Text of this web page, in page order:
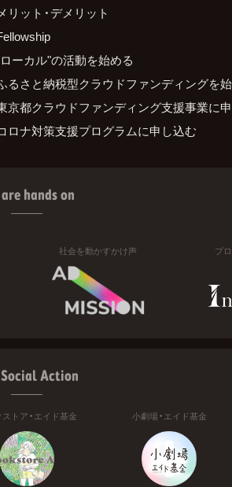
リット・デメリット
ーカル"の活動を始める
るさと納税型クラウドファンディングを
京都クラウドファンディング支援事業に
ロナ対策支援プログラムに申し込む
hands on
社会を動かすかけ声 プ
Action
トア・エイド基金 小劇場・エイド基金